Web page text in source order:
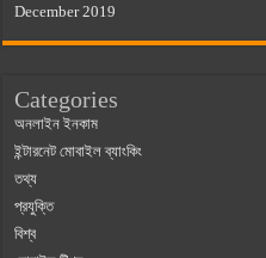
December 2019
Categories
অনলাইন ইনকাম
ইন্টারনেট মোবাইল ব্যাংকিং
তথ্য
প্রযুক্তি
বিশ্ব